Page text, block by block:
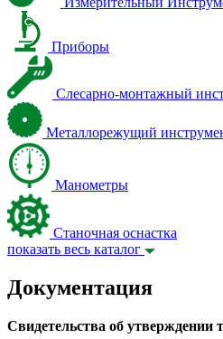
Приборы
Слесарно-монтажный
Металлорежущий
Манометры
Станочная оснастка
показать весь каталог
Документация
Свидетельства об